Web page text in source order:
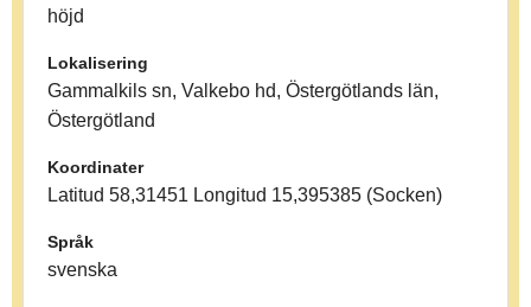
höjd
Lokalisering
Gammalkils sn, Valkebo hd, Östergötlands län,
Östergötland
Koordinater
Latitud 58,31451 Longitud 15,395385 (Socken)
Språk
svenska